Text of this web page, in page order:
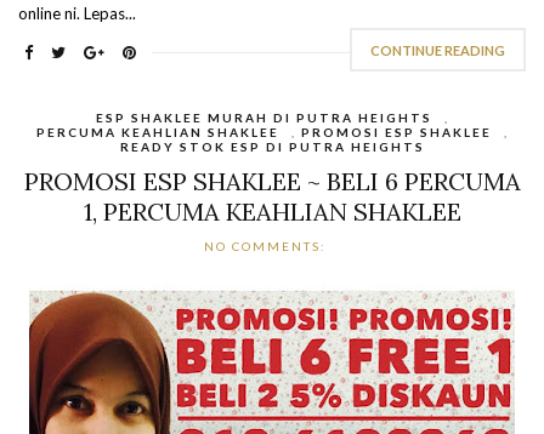
online ni. Lepas...
CONTINUE READING
ESP SHAKLEE MURAH DI PUTRA HEIGHTS
PERCUMA KEAHLIAN SHAKLEE
PROMOSI ESP SHAKLEE
READY STOK ESP DI PUTRA HEIGHTS
PROMOSI ESP SHAKLEE ~ BELI 6 PERCUMA
1, PERCUMA KEAHLIAN SHAKLEE
NO COMMENTS: